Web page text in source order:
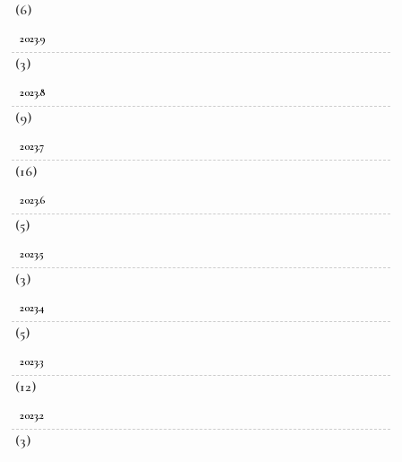
(6)
2023.9
(3)
2023.8
(9)
2023.7
(16)
2023.6
(5)
2023.5
(3)
2023.4
(5)
2023.3
(12)
2023.2
(3)